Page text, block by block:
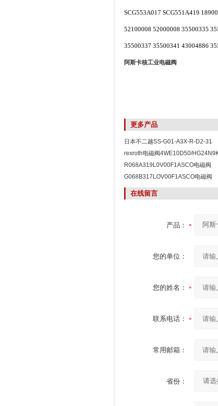
SCG553A017 SCG551A419
52100008 52000008 35500335
35500337 35500341 43004886
阿斯卡核工业电磁阀
更多产品
日本不二越SS-G01-A3X-R-D2-31
rexroth电磁阀4WE10D50/
R068A319L0V00F1ASCO电磁阀
R068A319L0V00F1
G068B317LOV00F1ASCO电磁阀
G068B317LOV00F1
在线留言
产品：
您的单位：
您的姓名：
联系电话：
常用邮箱：
省份：